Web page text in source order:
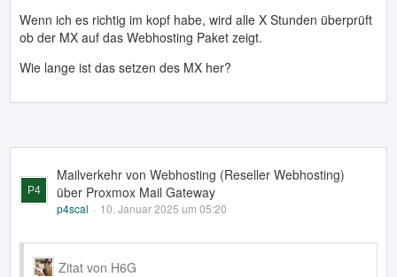
Wenn ich es richtig im kopf habe, wird alle X Stunden überprüft
ob der MX auf das Webhosting Paket zeigt.
Wie lange ist das setzen des MX her?
Mailverkehr von Webhosting (Reseller Webhosting)
über Proxmox Mail Gateway
p4scal 10. Januar 2025 um 05:20
Zitat von H6G